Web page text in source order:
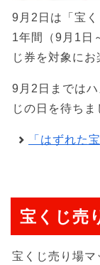
9月2日は「宝
1年間（9月1日
じ券を対象にお
9月2日までは
じの日を待ちま
「はずれた
宝くじ売
宝くじ売り場